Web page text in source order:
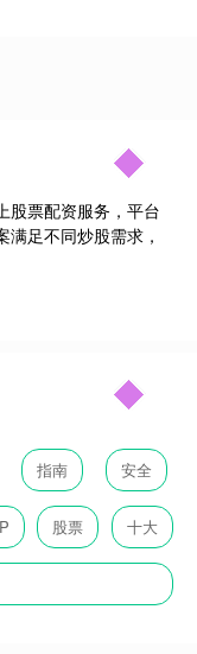
股票配资服务，平台
足不同炒股需求，
指南 安全
股票 十大